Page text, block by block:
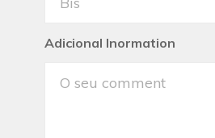
Adicional Inormation